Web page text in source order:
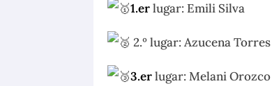
1.erlugar: Emili Silva
2.º lugar: Azucena Torres
3.erlugar: Melani Orozco